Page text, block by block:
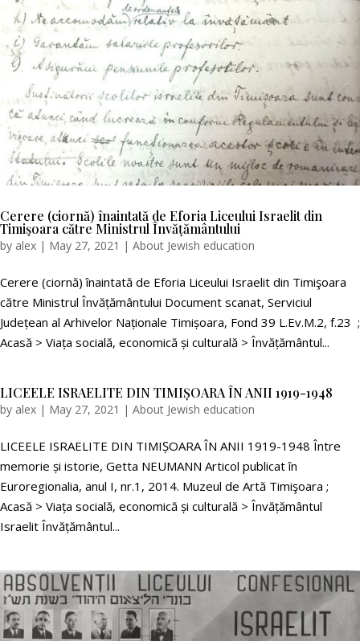
Cerere (ciornă) înaintată de Eforia Liceului Israelit din
Timişoara către Ministrul Învățământului
by alex | May 27, 2021 | About Jewish education
Cerere (ciornă) înaintată de Eforia Liceului Israelit din Timişoara
către Ministrul Învățământului Document scanat, Serviciul
Județean al Arhivelor Naționale Timișoara, Fond 39 L.Ev.M.2, f.23 ;
Acasă > Viața socială, economică și culturală > Învățământul...
LICEELE ISRAELITE DIN TIMIȘOARA ÎN ANII 1919-1948
by alex | May 27, 2021 | About Jewish education
LICEELE ISRAELITE DIN TIMIȘOARA ÎN ANII 1919-1948 Între
memorie și istorie, Getta NEUMANN Articol publicat în
Euroregionalia, anul I, nr.1, 2014. Muzeul de Artă Timişoara ;
Acasă > Viața socială, economică și culturală > Învățământul
Israelit Învățământul...